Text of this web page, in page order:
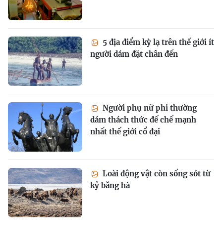
5 địa điểm kỳ lạ trên thế giới ít
người dám đặt chân đến
Người phụ nữ phi thường
dám thách thức đế chế mạnh
nhất thế giới cổ đại
Loài động vật còn sống sót từ
kỷ băng hà